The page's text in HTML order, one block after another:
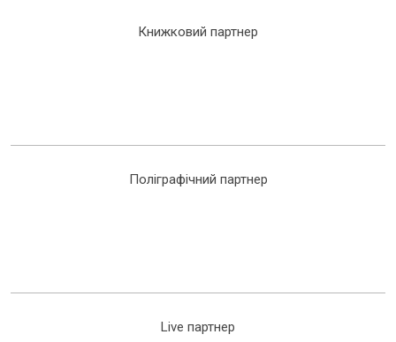
Книжковий партнер
Поліграфічний партнер
Live партнер